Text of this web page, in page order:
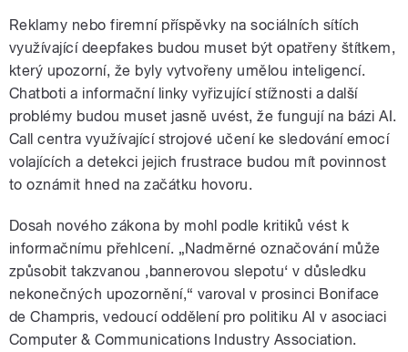
Reklamy nebo firemní příspěvky na sociálních sítích
využívající deepfakes budou muset být opatřeny štítkem,
který upozorní, že byly vytvořeny umělou inteligencí.
Chatboti a informační linky vyřizující stížnosti a další
problémy budou muset jasně uvést, že fungují na bázi AI.
Call centra využívající strojové učení ke sledování emocí
volajících a detekci jejich frustrace budou mít povinnost
to oznámit hned na začátku hovoru.
Dosah nového zákona by mohl podle kritiků vést k
informačnímu přehlcení. „Nadměrné označování může
způsobit takzvanou ‚bannerovou slepotu‘ v důsledku
nekonečných upozornění,“ varoval v prosinci Boniface
de Champris, vedoucí oddělení pro politiku AI v asociaci
Computer & Communications Industry Association.